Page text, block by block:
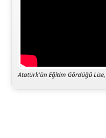
Atatürk'ün Eğitim Gördüğü